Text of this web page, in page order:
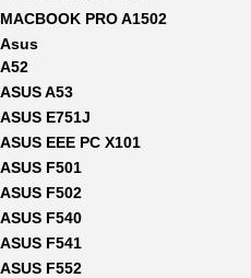
MACBOOK PRO A1502
Asus
A52
ASUS A53
ASUS E751J
ASUS EEE PC X101
ASUS F501
ASUS F502
ASUS F540
ASUS F541
ASUS F552